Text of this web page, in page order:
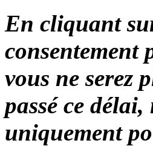
En cliquant
consentement
vous ne serez
passé ce
uniquement